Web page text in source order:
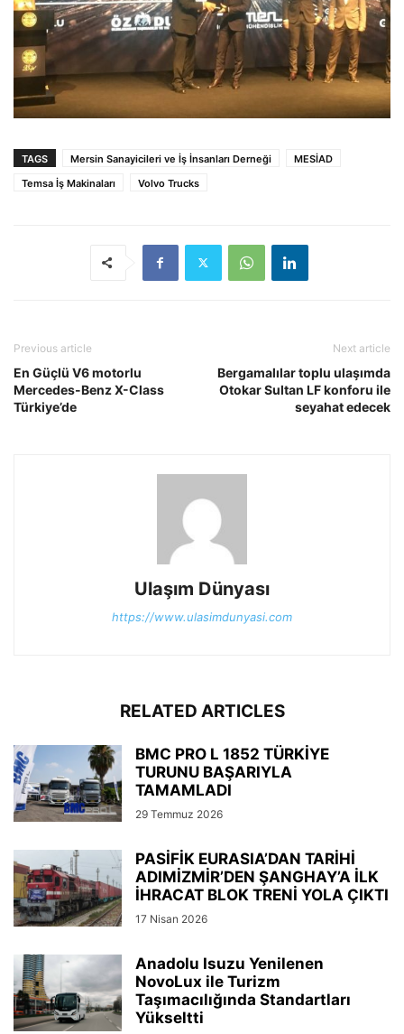
TAGS Mersin Sanayicileri ve İş İnsanları Derneği
MESİAD
Temsa İş Makinaları
Volvo Trucks
Previous article
En Güçlü V6 motorlu
Mercedes-Benz X-Class
Türkiye’de
Next article
Bergamalılar toplu ulaşımda
Otokar Sultan LF konforu ile
seyahat edecek
Ulaşım Dünyası
https://www.ulasimdunyasi.com
RELATED ARTICLES
BMC PRO L 1852 TÜRKİYE
TURUNU BAŞARIYLA
TAMAMLADI
29 Temmuz 2026
PASİFİK EURASIA’DAN TARİHİ
ADIMİZMİR’DEN ŞANGHAY’A İLK
İHRACAT BLOK TRENİ YOLA ÇIKTI
17 Nisan 2026
Anadolu Isuzu Yenilenen
NovoLux ile Turizm
Taşımacılığında Standartları
Yükseltti